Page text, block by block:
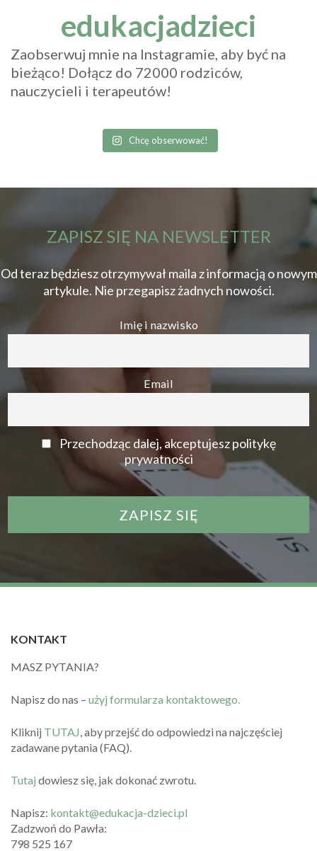
edukacjadzieci
Zaobserwuj mnie na Instagramie, aby być na
bieżąco! Dołącz do 72000 rodziców,
nauczycieli i terapeutów!
Chcę obserwować!
ZAPISZ SIĘ NA NEWSLETTER
Od teraz będziesz otrzymywał maila z informacją o nowym
artykule. Nie przegapisz żadnych nowości.
Imię i nazwisko
Email
Przechodząc dalej, akceptujesz politykę
prywatności
KONTAKT
MASZ PYTANIA?
Napisz do nas – użyj formularza kontaktowego.
Kliknij TUTAJ , aby przejść do odpowiedzi na najczęściej
zadawane pytania (FAQ).
Tutaj dowiesz się, jak dokonać zwrotu.
Napisz: kontakt@edukacja-dzieci.pl
Zadzwoń do Pawła:
798 525 167